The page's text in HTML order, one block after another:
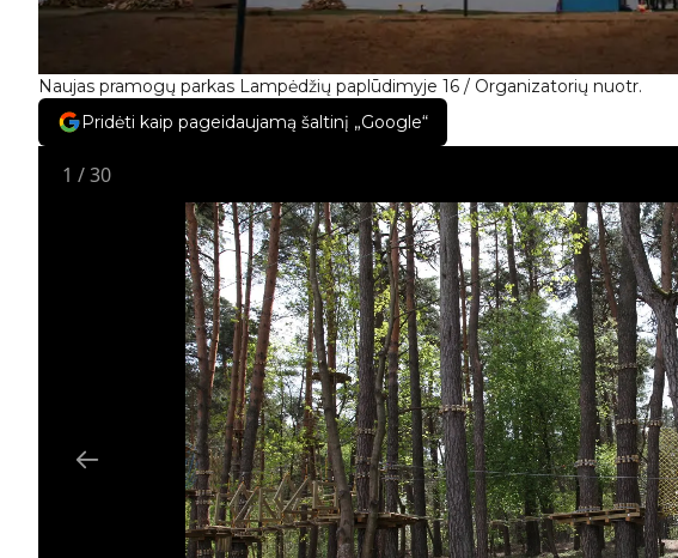
Naujas pramogų parkas Lampėdžių paplūdimyje 16 / Organizatorių nuotr.
Pridėti kaip pageidaujamą šaltinį „Google“
1 /30